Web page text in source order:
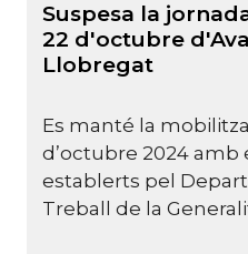
Suspesa la
22 d'octubre
Llobregat
Es manté la
d’octubre 2024 amb
establerts pel
Treball de la